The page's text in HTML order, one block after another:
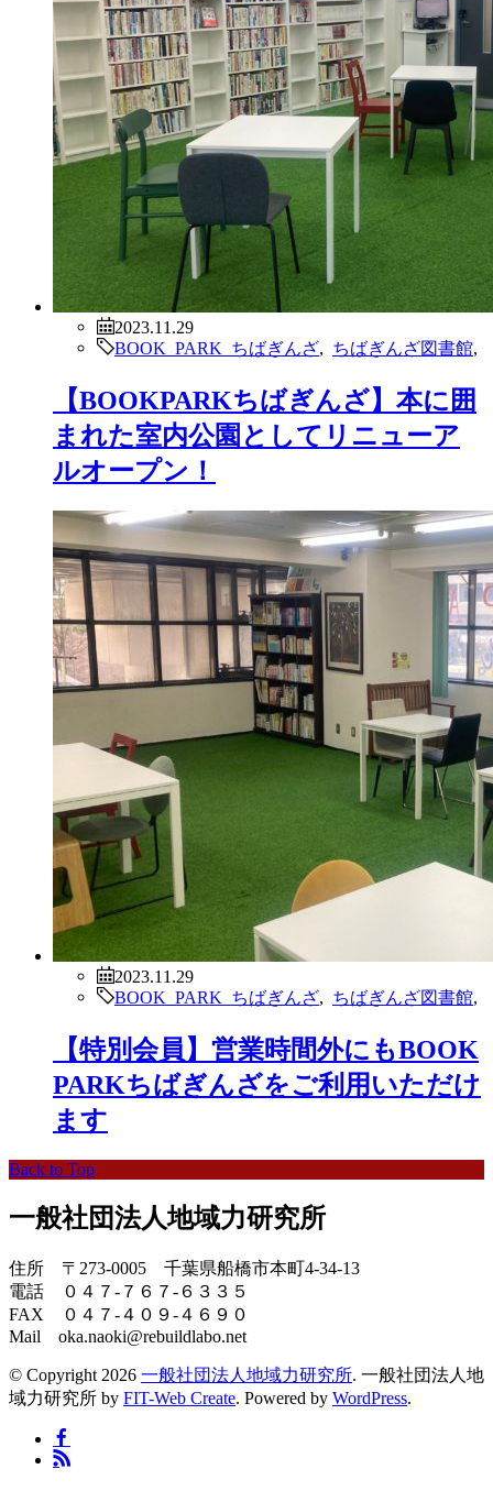
2023.11.29
BOOK PARK ちばぎんざ
ちばぎんざ図書館
【BOOKPARKちばぎんざ】本に囲
まれた室内公園としてリニューア
ルオープン！
2023.11.29
BOOK PARK ちばぎんざ
ちばぎんざ図書館
【特別会員】営業時間外にもBOOK
PARKちばぎんざをご利用いただけ
ます
Back to Top
一般社団法人地域力研究所
住所 〒273-0005 千葉県船橋市本町4-34-13
電話 ０４７-７６７-６３３５
FAX ０４７-４０９-４６９０
Mail oka.naoki@rebuildlabo.net
© Copyright 2026 一般社団法人地域力研究所. 一般社団法人地
域力研究所 by FIT-Web Create. Powered by WordPress.